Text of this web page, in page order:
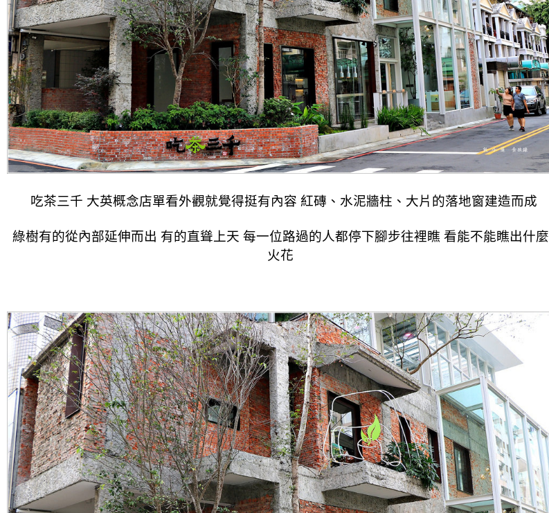
吃茶三千 大英概念店單看外觀就覺得挺有內容 紅磚、水泥牆柱、大片的落地窗建造而成
綠樹有的從內部延伸而出 有的直聳上天 每一位路過的人都停下腳步往裡瞧 看能不能瞧出什麼
火花